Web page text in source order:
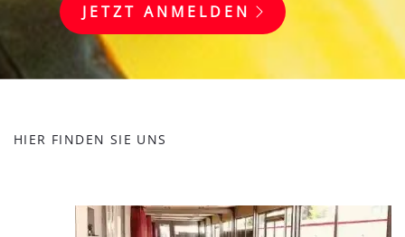
JETZT ANMELDEN
HIER FINDEN SIE UNS